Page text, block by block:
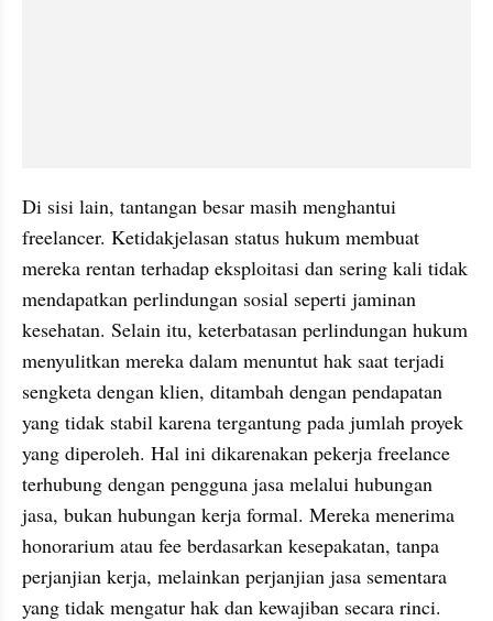
Di sisi lain, tantangan besar masih menghantui
freelancer. Ketidakjelasan status hukum membuat
mereka rentan terhadap eksploitasi dan sering kali tidak
mendapatkan perlindungan sosial seperti jaminan
kesehatan. Selain itu, keterbatasan perlindungan hukum
menyulitkan mereka dalam menuntut hak saat terjadi
sengketa dengan klien, ditambah dengan pendapatan
yang tidak stabil karena tergantung pada jumlah proyek
yang diperoleh. Hal ini dikarenakan pekerja freelance
terhubung dengan pengguna jasa melalui hubungan
jasa, bukan hubungan kerja formal. Mereka menerima
honorarium atau fee berdasarkan kesepakatan, tanpa
perjanjian kerja, melainkan perjanjian jasa sementara
yang tidak mengatur hak dan kewajiban secara rinci.